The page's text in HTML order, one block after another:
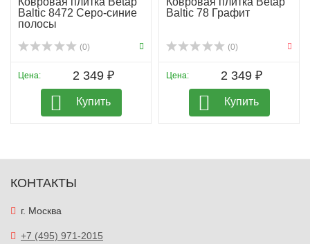
Baltic 8472 Серо-синие
полосы
(0)
Цена: 2 349 ₽
Купить
Baltic 78 Графит
(0)
Цена: 2 349 ₽
Купить
КОНТАКТЫ
г. Москва
+7 (495) 971-2015